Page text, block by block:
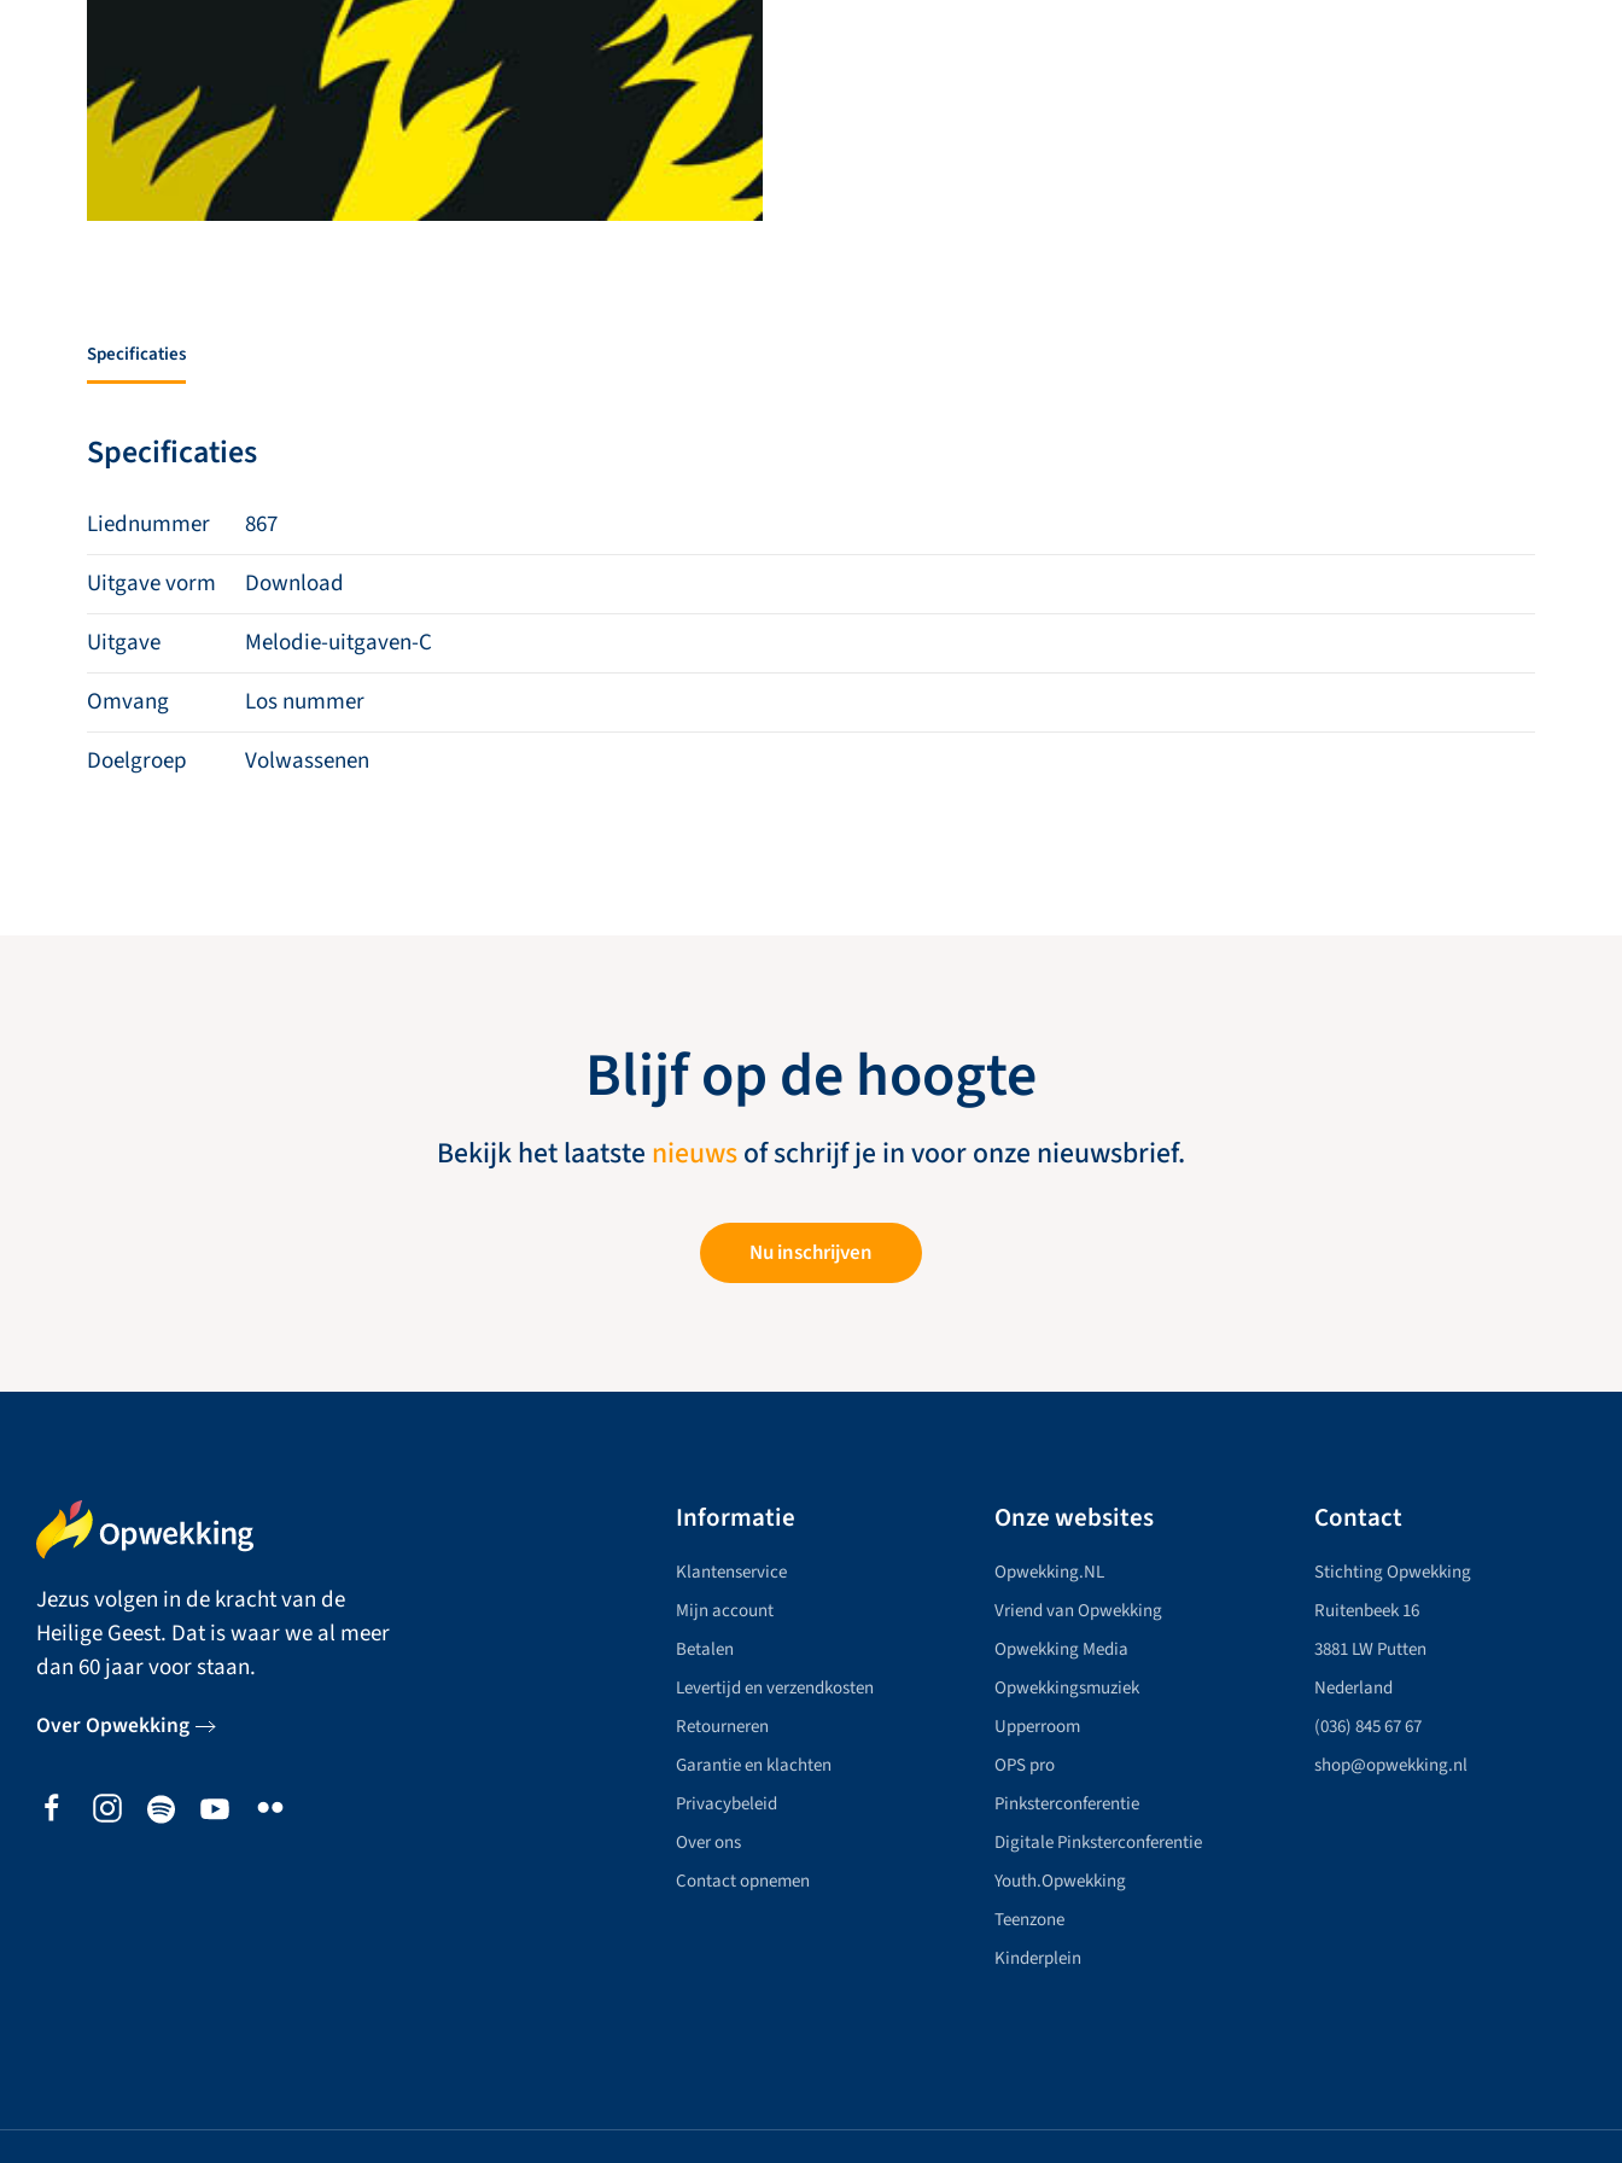
Specificaties
Specificaties
Liednummer
867
Uitgave vorm
Download
Uitgave
Melodie-uitgaven-C
Omvang
Los nummer
Doelgroep
Volwassenen
Blijf op de hoogte
Bekijk het laatste nieuwsof schrijf je in voor onze nieuwsbrief.
Nu inschrijven
Jezus volgen in de kracht van de
Heilige Geest. Dat is waar we al meer
dan 60 jaar voor staan.
Over Opwekking
Informatie
Klantenservice
Mijn account
Betalen
Levertijd en verzendkosten
Retourneren
Garantie en klachten
Privacybeleid
Over ons
Contact opnemen
Onze websites
Opwekking.NL
Vriend van Opwekking
Opwekking Media
Opwekkingsmuziek
Upperroom
OPS pro
Pinksterconferentie
Digitale Pinksterconferentie
Youth.Opwekking
Teenzone
Kinderplein
Contact
Stichting Opwekking
Ruitenbeek 16
3881 LW Putten
Nederland
(036) 845 67 67
shop@opwekking.nl